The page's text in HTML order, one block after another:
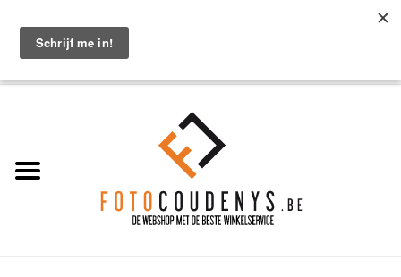
OPGELET: pasfoto's zijn enkel op afspraak!!! Maak online een afspraak via
Home